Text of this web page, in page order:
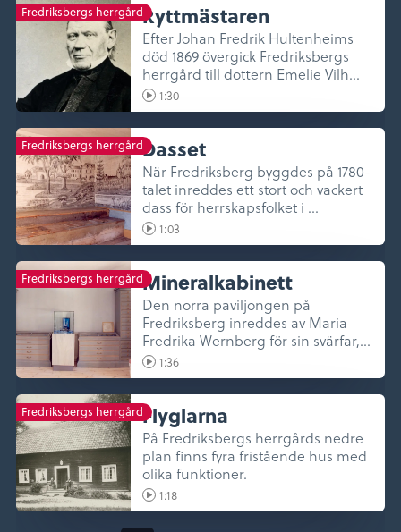
Fredriksbergs herrgårdRyttmästaren
Efter Johan Fredrik Hultenheims
död 1869 övergick Fredriksbergs
herrgård till dottern Emelie Vilh...
1:30
Fredriksbergs herrgårdDasset
När Fredriksberg byggdes på 1780-
talet inreddes ett stort och vackert
dass för herrskapsfolket i ...
1:03
Fredriksbergs herrgårdMineralkabinett
Den norra paviljongen på
Fredriksberg inreddes av Maria
Fredrika Wernberg för sin svärfar,
bergsr...
1:36
Fredriksbergs herrgårdFlyglarna
På Fredriksbergs herrgårds nedre
plan finns fyra fristående hus med
olika funktioner.
1:18